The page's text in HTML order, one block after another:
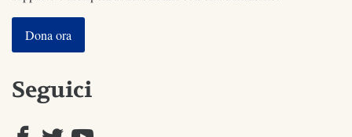
Dona ora
Seguici